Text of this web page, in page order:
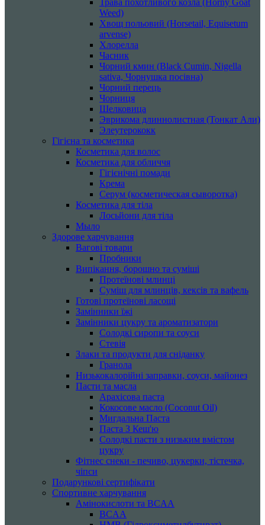
Weed)
Хвощ польовий (Horsetail, Equisetum
arvense)
Хлорелла
Часник
Чорний кмин (Black Cumin, Nigella
sativa, Чорнушка посівна)
Чорний перець
Чорниця
Шелковица
Эврикома длиннолистная (Тонкат Али)
Элеутерококк
Гігієна та косметика
Косметика для волос
Косметика для обличчя
Гігієнічні помади
Крема
Серум (косметическая сыворотка)
Косметика для тіла
Лосьйони для тіла
Мыло
Здорове харчування
Вагові товари
Пробники
Випікання, борошно та суміші
Протеїнові млинці
Суміш для млинців, кексів та вафель
Готові протеїнові ласощі
Замінники їжі
Замінники цукру та ароматизатори
Солодкі сиропи та соуси
Стевія
Злаки та продукти для сніданку
Гранола
Низькокалорійні заправки, соуси, майонез
Пасти та масла
Арахісова паста
Кокосове масло (Coconut Oil)
Мигдальна Паста
Паста З Кеш'ю
Солодкі пасти з низьким вмістом
цукру
Фітнес снеки - печиво, цукерки, тістечка,
чіпси
Подарункові сертифікати
Спортивне харчування
Амінокислоти та BCAA
BCAA